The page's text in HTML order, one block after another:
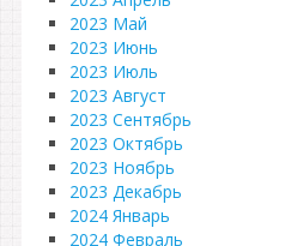
2023 Май
2023 Июнь
2023 Июль
2023 Август
2023 Сентябрь
2023 Октябрь
2023 Ноябрь
2023 Декабрь
2024 Январь
2024 Февраль